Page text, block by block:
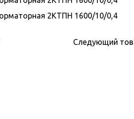
Следующий